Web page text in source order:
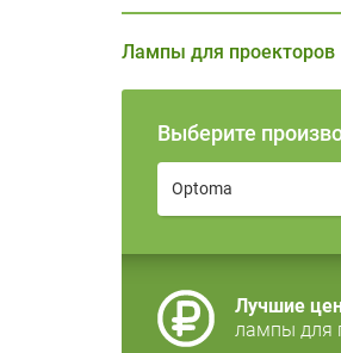
Лампы для проекторов
Выберите
Optoma
Лучшие
лампы для